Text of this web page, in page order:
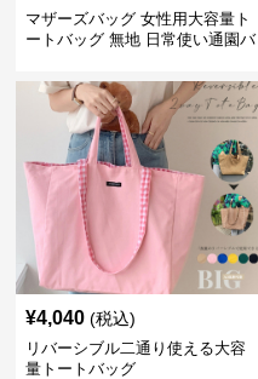
マザーズバッグ 女性用大容量ト
ートバッグ 無地 日常使い通園バ
¥4,040 (税込)
リバーシブル二通り使える大容
量トートバッグ